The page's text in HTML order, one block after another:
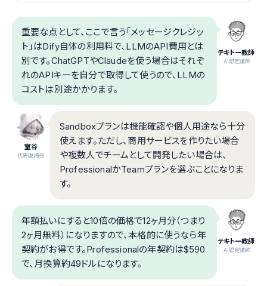
テキトー教師
.AI認定講師
重要な点として、ここで言う「メッセージクレジッ
ト」はDify自体の利用料で、LLMのAPI費用とは
別です。ChatGPTやClaudeを使う場合はそれぞ
れのAPIキーを自分で取得して使うので、LLMの
コストは別途かかります。
室谷
代表取締役
Sandboxプランは機能確認や個人用途なら十分
使えます。ただし、商用サービスを作りたい場合
や複数人でチームとして開発したい場合は、
ProfessionalかTeamプランを選ぶことになりま
す。
テキトー教師
.AI認定講師
年額払いにすると10倍の価格で12ヶ月分（つまり
2ヶ月無料）になりますので、本格的に使うなら年
契約がお得です。Professionalの年契約は$590
で、月換算約49ドルになります。